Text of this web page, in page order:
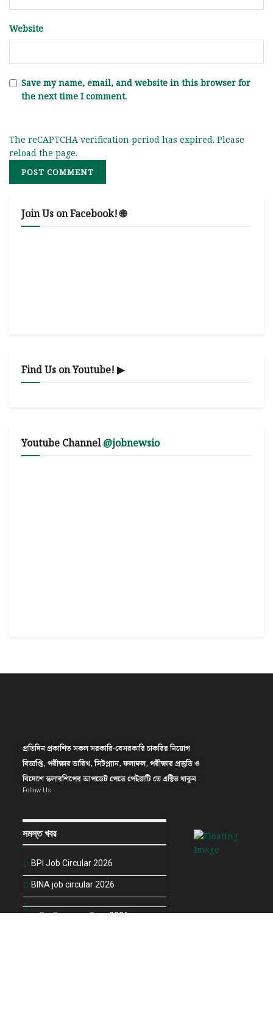
Website
Save my name, email, and website in this browser for
the next time I comment.
The reCAPTCHA verification period has expired. Please
reload the page.
Join Us on Facebook! 🌐
Find Us on Youtube! ▶
Youtube Channel@jobnewsio
প্রতিদিন প্রকাশিত সকল সরকারি-বেসরকারি চাকরির নিয়োগ
বিজ্ঞপ্তি, পরীক্ষার তারিখ, সিটপ্ল্যান, ফলাফল, পরীক্ষার প্রস্তুতি ও
বিদেশে স্কলারশিপের আপডেট পেতে পেইজটি তে এক্টিভ থাকুন
Follow Us
সমস্ত খবর
BPI Job Circular 2026
BINA job circular 2026
এনজিও বিষয়ক ব্যুরো নিয়োগ 2026